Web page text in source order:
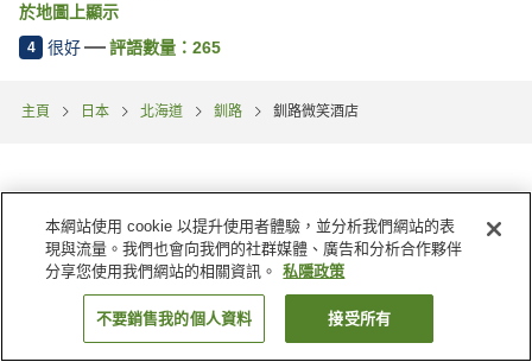
於地圖上顯示
4 很好 評語數量： 265
主頁 日本 北海道 釧路 釧路微笑酒店
找客房
本網站使用 cookie 以提升使用者體驗，並分析我們網站的表
現與流量。我們也會向我們的社群媒體、廣告和分析合作夥伴
分享您使用我們網站的相關資訊。
私隱政策
不要銷售我的個人資料 接受所有